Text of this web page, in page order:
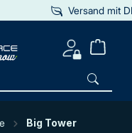
Versand mit
Big Tower